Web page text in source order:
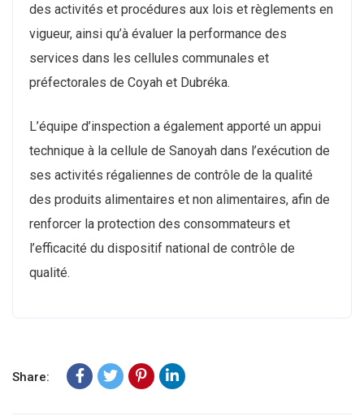
des activités et procédures aux lois et règlements en
vigueur, ainsi qu’à évaluer la performance des
services dans les cellules communales et
préfectorales de Coyah et Dubréka.
L’équipe d’inspection a également apporté un appui
technique à la cellule de Sanoyah dans l’exécution de
ses activités régaliennes de contrôle de la qualité
des produits alimentaires et non alimentaires, afin de
renforcer la protection des consommateurs et
l’efficacité du dispositif national de contrôle de
qualité.
Share: